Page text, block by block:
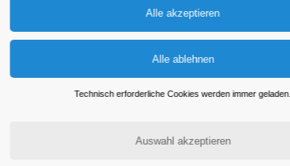
Technisch erforderliche Cookies werden immer geladen.